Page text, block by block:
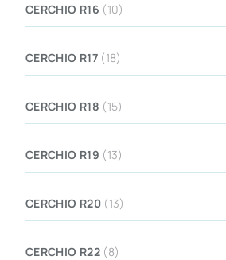
CERCHIO R16 (10)
CERCHIO R17 (18)
CERCHIO R18 (15)
CERCHIO R19 (13)
CERCHIO R20 (13)
CERCHIO R22 (8)